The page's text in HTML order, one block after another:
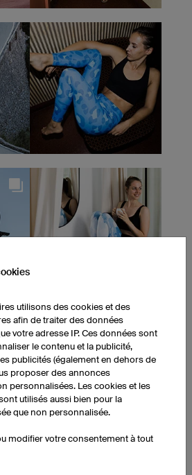
utilisons des cookies et des
afin de traiter des données
votre adresse IP. Ces données sont
le contenu et la publicité,
publicités (également en dehors de
proposer des annonces
personnalisées. Les cookies et les
utilisés aussi bien pour la
que non personnalisée.
modifier votre consentement à tout